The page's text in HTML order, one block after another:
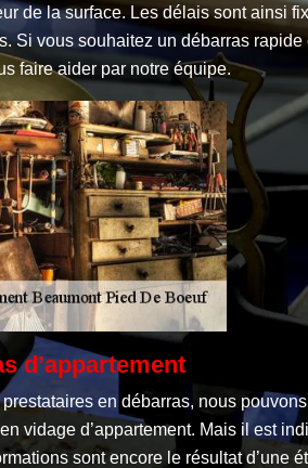
de la surface. Les délais sont ainsi
Si vous souhaitez un débarras rapide
faire aider par notre équipe.
d’appartement
en débarras, nous
vidage d’appartement. Mais il est
sont encore le résultat d’une